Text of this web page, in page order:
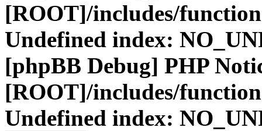
[ROOT]/includes/
Undefined index:
[phpBB Debug] PHP
[ROOT]/includes/
Undefined index: